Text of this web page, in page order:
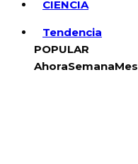
CIENCIA
Tendencia
POPULAR
AhoraSemanaMes